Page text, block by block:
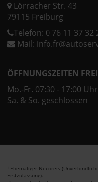
Lörracher Str. 43
79115 Freiburg
Telefon: 0 76 11 37 32
Mail:
ÖFFNUNGSZEITEN
Mo.-Fr. 07:30 - 17:00 Uhr
Sa. & So. geschlossen
1 Ehemaliger Neupreis
Erstzulassung).